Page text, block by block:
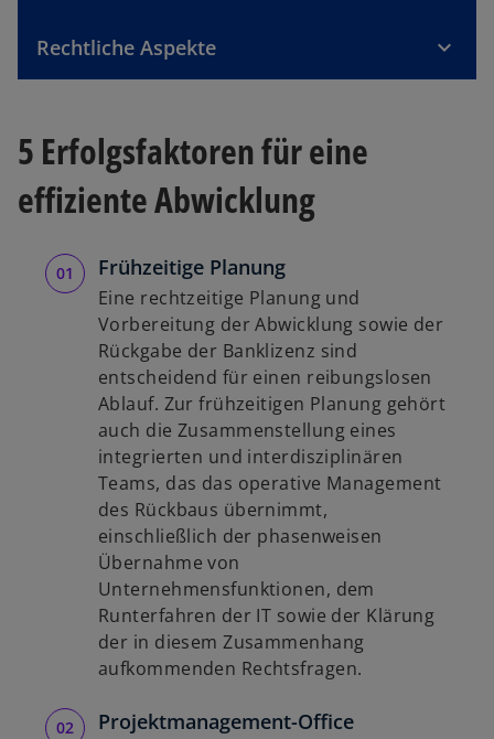
Rechtliche Aspekte
5 Erfolgsfaktoren für eine
effiziente Abwicklung
Frühzeitige Planung
Eine rechtzeitige Planung und
Vorbereitung der Abwicklung sowie der
Rückgabe der Banklizenz sind
entscheidend für einen reibungslosen
Ablauf. Zur frühzeitigen Planung gehört
auch die Zusammenstellung eines
integrierten und interdisziplinären
Teams, das das operative Management
des Rückbaus übernimmt,
einschließlich der phasenweisen
Übernahme von
Unternehmensfunktionen, dem
Runterfahren der IT sowie der Klärung
der in diesem Zusammenhang
aufkommenden Rechtsfragen.
Projektmanagement-Office